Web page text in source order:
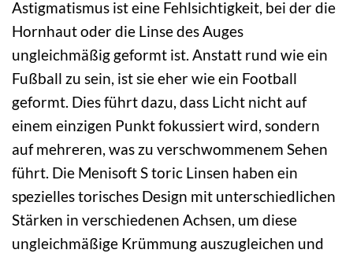
Astigmatismus ist eine Fehlsichtigkeit, bei der die
Hornhaut oder die Linse des Auges
ungleichmäßig geformt ist. Anstatt rund wie ein
Fußball zu sein, ist sie eher wie ein Football
geformt. Dies führt dazu, dass Licht nicht auf
einem einzigen Punkt fokussiert wird, sondern
auf mehreren, was zu verschwommenem Sehen
führt. Die Menisoft S toric Linsen haben ein
spezielles torisches Design mit unterschiedlichen
Stärken in verschiedenen Achsen, um diese
ungleichmäßige Krümmung auszugleichen und